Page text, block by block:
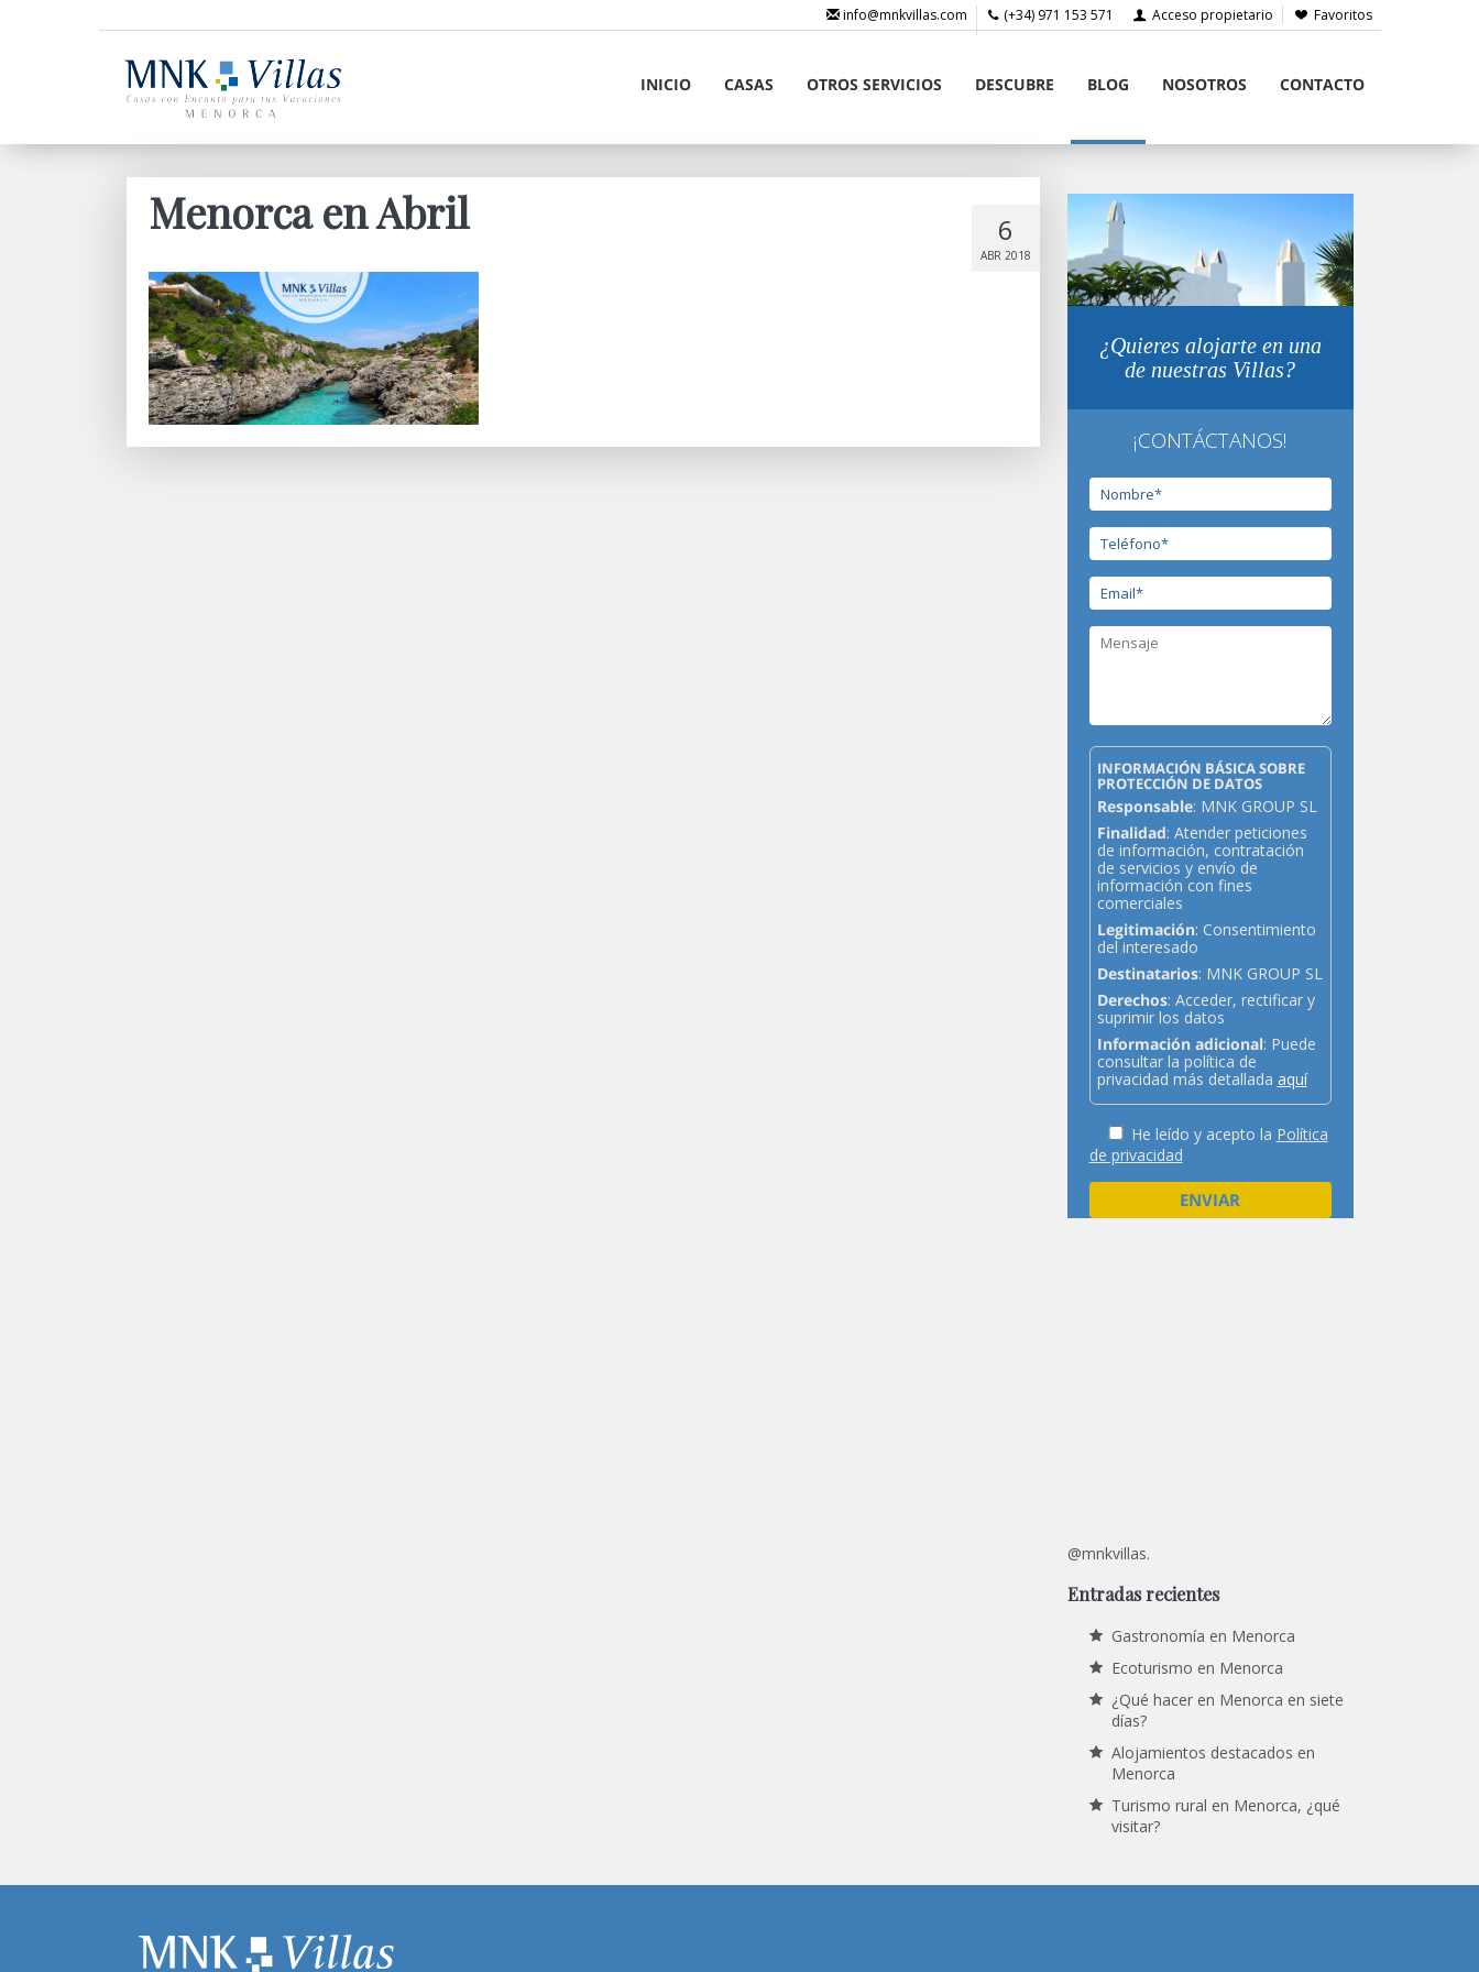
Favoritos
Acceso propietario
(+34) 971 153 571
info@mnkvillas.com
INICIO CASAS OTROS SERVICIOS DESCUBRE BLOG NOSOTROS CONTACTO
6
ABR 2018
Menorca en Abril
¿Quieres alojarte en una
de nuestras Villas?
¡CONTÁCTANOS!
INFORMACIÓN BÁSICA SOBRE
PROTECCIÓN DE DATOS
Responsable: MNK GROUP SL
Finalidad: Atender peticiones
de información, contratación
de servicios y envío de
información con fines
comerciales
Legitimación: Consentimiento
del interesado
Destinatarios: MNK GROUP SL
Derechos: Acceder, rectificar y
suprimir los datos
Información adicional: Puede
consultar la política de
privacidad más detallada aquí
He leído y acepto la Política
de privacidad
@mnkvillas.
Entradas recientes
Gastronomía en Menorca
Ecoturismo en Menorca
¿Qué hacer en Menorca en siete
días?
Alojamientos destacados en
Menorca
Turismo rural en Menorca, ¿qué
visitar?